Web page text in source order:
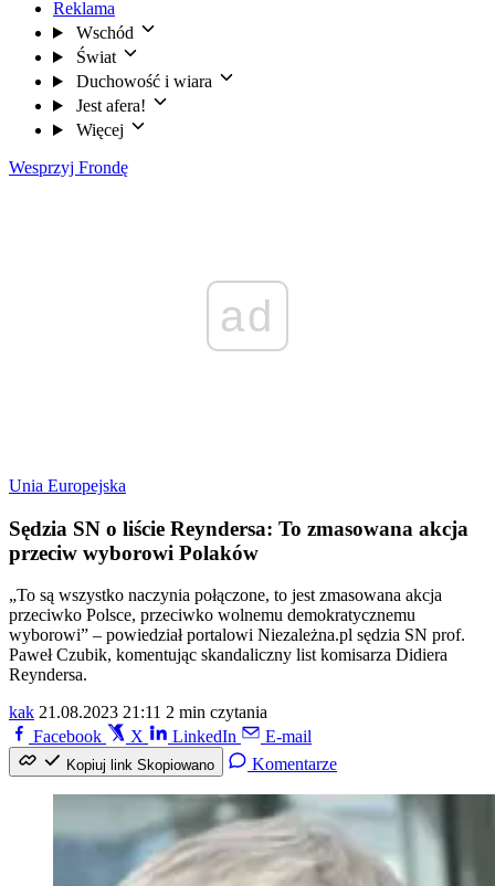
Reklama
Wschód
Świat
Duchowość i wiara
Jest afera!
Więcej
Wesprzyj Frondę
ad
Unia Europejska
Sędzia SN o liście Reyndersa: To zmasowana akcja
przeciw wyborowi Polaków
„To są wszystko naczynia połączone, to jest zmasowana akcja
przeciwko Polsce, przeciwko wolnemu demokratycznemu
wyborowi” – powiedział portalowi Niezależna.pl sędzia SN prof.
Paweł Czubik, komentując skandaliczny list komisarza Didiera
Reyndersa.
kak 21.08.2023 21:11 2 min czytania
Facebook
X LinkedIn E-mail
Kopiuj link Skopiowano Komentarze